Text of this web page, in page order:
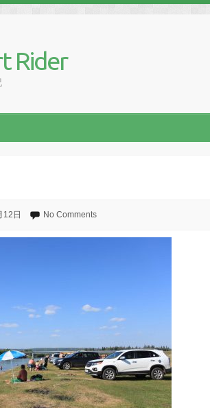
Rider
12日 No Comments